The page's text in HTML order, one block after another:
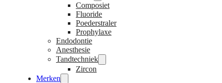
Composiet
Fluoride
Poederstraler
Prophylaxe
Endodontie
Anesthesie
Tandtechniek
Zircon
Merken